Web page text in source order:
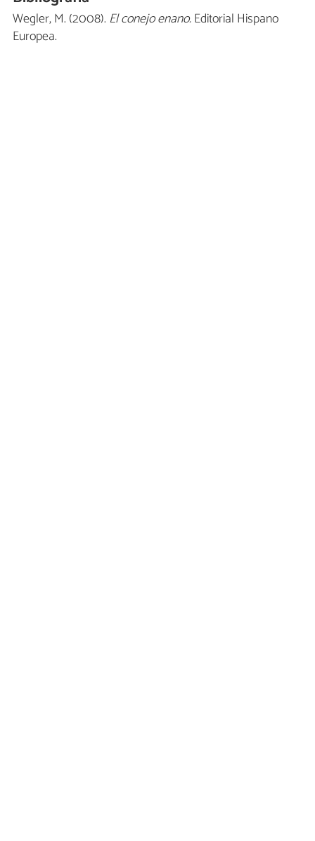
Wegler, M. (2008). El conejo enano.Editorial Hispano
Europea.